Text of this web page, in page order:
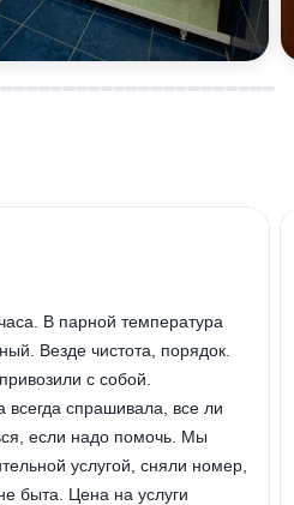
В парной температура
Везде чистота, порядок.
с собой.
всегда спрашивала, все ли
если надо помочь. Мы
услугой, сняли номер,
быта. Цена на услуги